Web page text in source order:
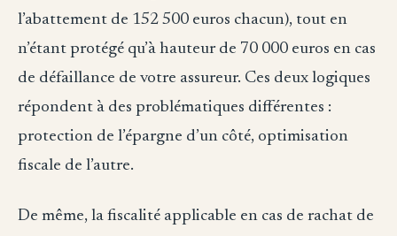
l’abattement de 152 500 euros chacun), tout en
n’étant protégé qu’à hauteur de 70 000 euros en cas
de défaillance de votre assureur. Ces deux logiques
répondent à des problématiques différentes :
protection de l’épargne d’un côté, optimisation
fiscale de l’autre.
De même, la fiscalité applicable en cas de rachat de